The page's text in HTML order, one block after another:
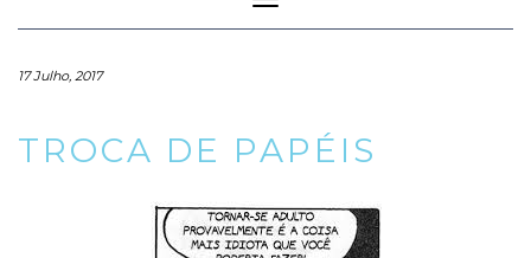
Navigation
17 Julho, 2017
TROCA DE PAPÉIS